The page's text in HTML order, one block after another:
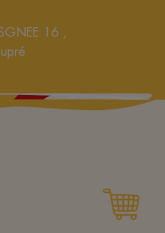
16 ,